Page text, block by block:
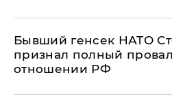
Бывший генсек НАТО
признал полный
отношении РФ